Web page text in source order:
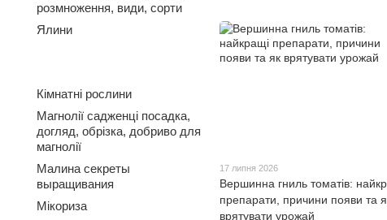
17 липня 2026
Вершинна гниль томатів:
препарати, причини появи та
врятувати урожай
розмноження, види, сорти
Ялини
Кімнатні рослини
Магнолії садженці посадка,
догляд, обрізка, добриво для
магнолії
Малина секреты
выращивания
Мікориза